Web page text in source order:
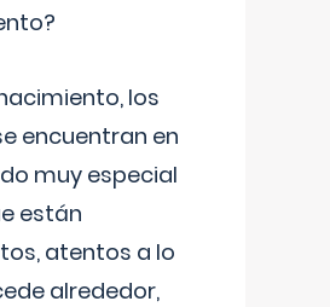
los
encuentran en
muy especial
están
atentos a lo
alrededor,